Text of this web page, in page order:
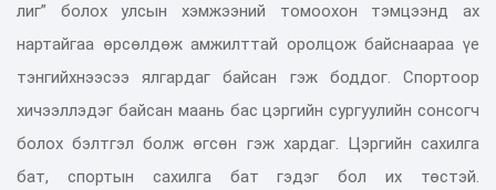
лиг” болох улсын хэмжээний томоохон тэмцээнд ах
нартайгаа өрсөлдөж амжилттай оролцож байснаараа үе
тэнгийхнээсээ ялгардаг байсан гэж боддог. Спортоор
хичээллэдэг байсан маань бас цэргийн сургуулийн сонсогч
болох бэлтгэл болж өгсөн гэж хардаг. Цэргийн сахилга
бат, спортын сахилга бат гэдэг бол их төстэй.